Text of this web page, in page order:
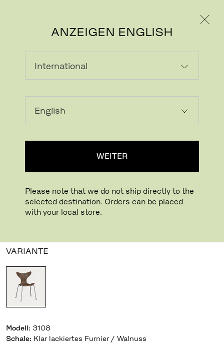
ANZEIGEN ENGLISH
WEITER
Please note that we do not ship directly to the
selected destination. Orders can be placed
with your local store.
LILY™
VARIANTE
Modell: 3108
Schale: Klar lackiertes Furnier / Walnuss